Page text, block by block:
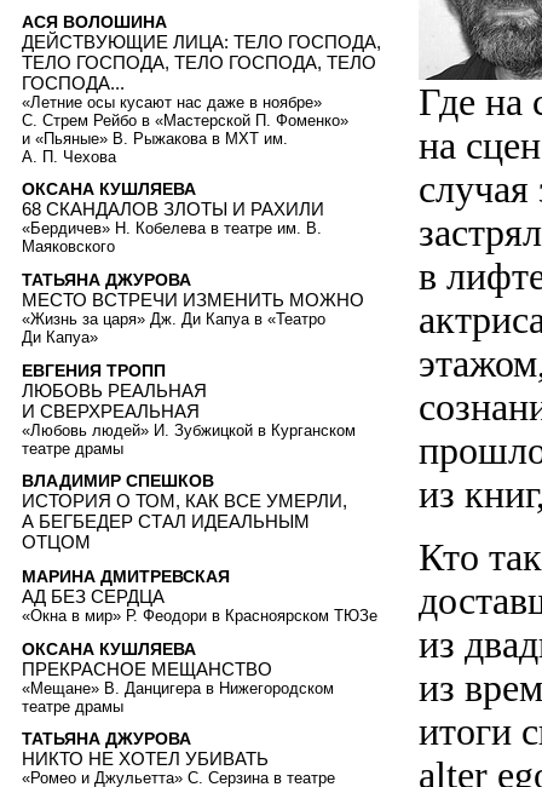
Где на
на
в
из
Кто
из
из
итоги
alter
АСЯ ВОЛОШИНА
ДЕЙСТВУЮЩИЕ ЛИЦА: ТЕЛО ГОСПОДА,
ТЕЛО ГОСПОДА, ТЕЛО ГОСПОДА, ТЕЛО
ГОСПОДА...
«Летние осы кусают нас даже в ноябре»
С. Стрем Рейбо в «Мастерской П. Фоменко»
и «Пьяные» В. Рыжакова в МХТ им.
А. П. Чехова
ОКСАНА КУШЛЯЕВА
68 СКАНДАЛОВ ЗЛОТЫ И РАХИЛИ
«Бердичев» Н. Кобелева в театре им. В.
Маяковского
ТАТЬЯНА ДЖУРОВА
МЕСТО ВСТРЕЧИ ИЗМЕНИТЬ МОЖНО
«Жизнь за царя» Дж. Ди Капуа в «Театро
Ди Капуа»
ЕВГЕНИЯ ТРОПП
ЛЮБОВЬ РЕАЛЬНАЯ
И СВЕРХРЕАЛЬНАЯ
«Любовь людей» И. Зубжицкой в Курганском
театре драмы
ВЛАДИМИР СПЕШКОВ
ИСТОРИЯ О ТОМ, КАК ВСЕ УМЕРЛИ,
А БЕГБЕДЕР СТАЛ ИДЕАЛЬНЫМ
ОТЦОМ
МАРИНА ДМИТРЕВСКАЯ
АД БЕЗ СЕРДЦА
«Окна в мир» Р. Феодори в Красноярском ТЮЗе
ОКСАНА КУШЛЯЕВА
ПРЕКРАСНОЕ МЕЩАНСТВО
«Мещане» В. Данцигера в Нижегородском
театре драмы
ТАТЬЯНА ДЖУРОВА
НИКТО НЕ ХОТЕЛ УБИВАТЬ
«Ромео и Джульетта» С. Серзина в театре